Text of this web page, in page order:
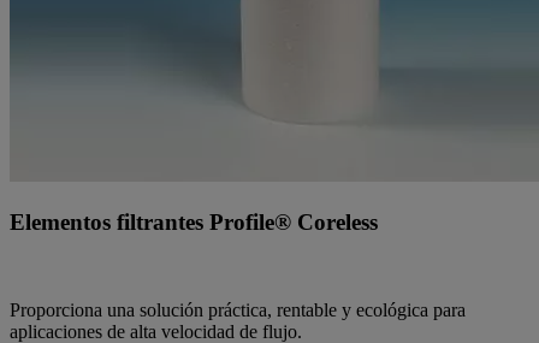
Elementos filtrantes Profile® Coreless
Proporciona una solución práctica, rentable y ecológica para
aplicaciones de alta velocidad de flujo.